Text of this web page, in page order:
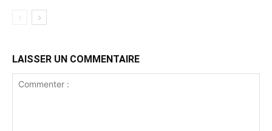
LAISSER UN COMMENTAIRE